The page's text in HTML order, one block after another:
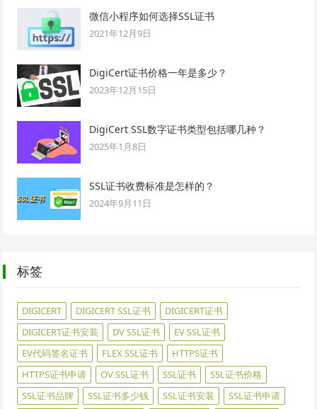
微信小程序如何选择SSL证书
2021年12月9日
DigiCert证书价格一年是多少？
2023年12月15日
DigiCert SSL数字证书类型包括哪几种？
2025年1月8日
SSL证书收费标准是怎样的？
2024年9月11日
标签
DIGICERT DIGICERT SSL证书
DIGICERT证书
DIGICERT证书安装
DV SSL证书
EV SSL证书
EV代码签名证书
FLEX SSL证书
HTTPS证书
HTTPS证书申请
OV SSL证书 SSL证书
SSL证书价格
SSL证书品牌
SSL证书多少钱 SSL证书安装
SSL证书申请